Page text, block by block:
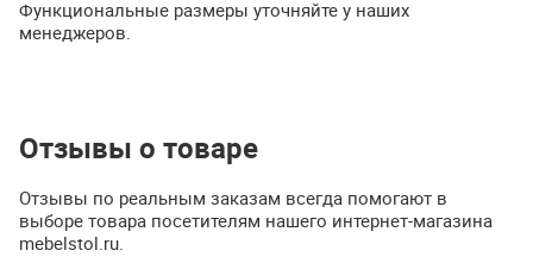
Функциональные размеры уточняйте у наших
менеджеров.
Отзывы о товаре
Отзывы по реальным заказам всегда помогают в
выборе товара посетителям нашего интернет-магазина
mebelstol.ru.